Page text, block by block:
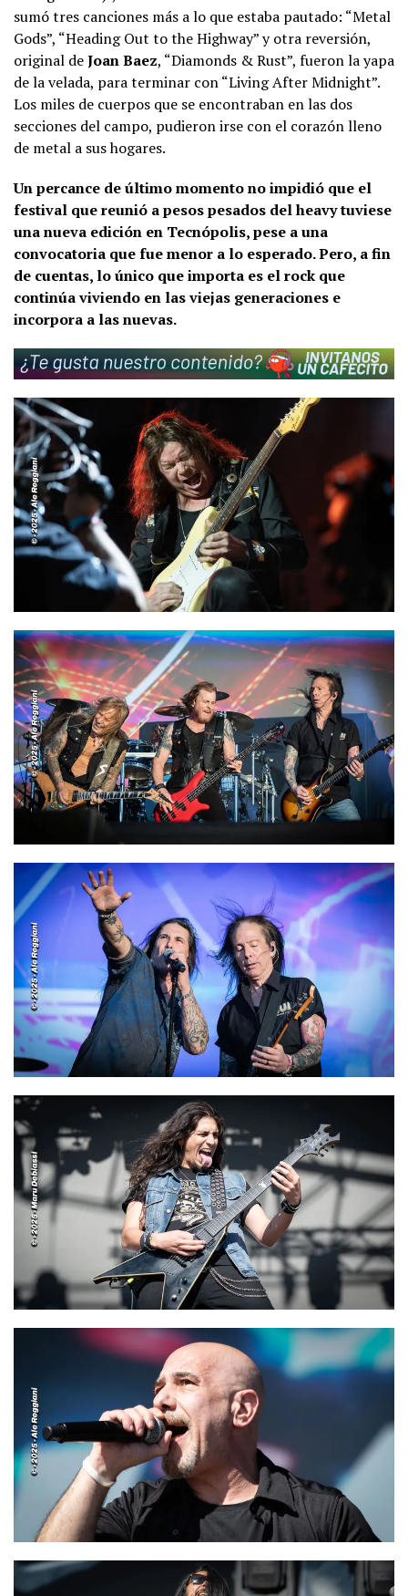
sumó tres canciones más a lo que estaba pautado: “Metal
Gods”, “Heading Out to the Highway” y otra reversión,
original deJoan Baez, “Diamonds & Rust”, fueron la yapa
de la velada, para terminar con “Living After Midnight”.
Los miles de cuerpos que se encontraban en las dos
secciones del campo, pudieron irse con el corazón lleno
de metal a sus hogares.
Un percance de último momento no impidió que el
festival que reunió a pesos pesados del heavy tuviese
una nueva edición en Tecnópolis, pese a una
convocatoria que fue menor a lo esperado. Pero, a fin
de cuentas, lo único que importa es el rock que
continúa viviendo en las viejas generaciones e
incorpora a las nuevas.